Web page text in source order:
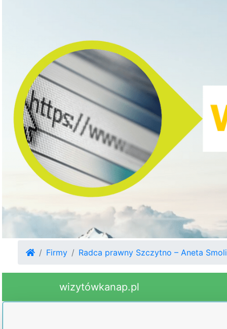
Firmy Radca prawny Szczytno – Aneta
wizytówkanap.pl